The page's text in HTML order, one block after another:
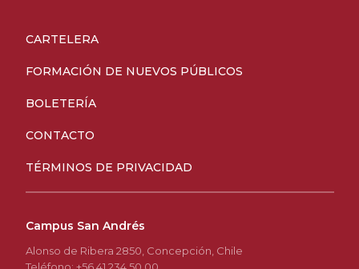
CARTELERA
FORMACIÓN DE NUEVOS PÚBLICOS
BOLETERÍA
CONTACTO
TÉRMINOS DE PRIVACIDAD
Campus San Andrés
Alonso de Ribera 2850, Concepción, Chile